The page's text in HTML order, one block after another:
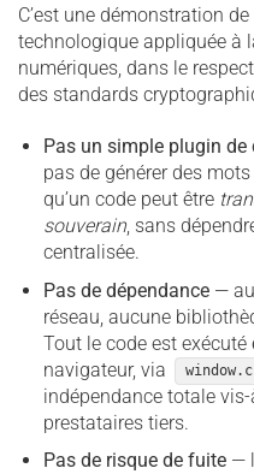
C’est une démonstration
technologique appliquée à
numériques, dans le
des standards
Pas un simple plugin de
pas de générer des
qu’un code peut être
souverain, sans
centralisée.
Pas de dépendance—
réseau, aucune
Tout le code est exécuté
navigateur, via
indépendance totale
prestataires tiers.
Pas de risque de fuite—